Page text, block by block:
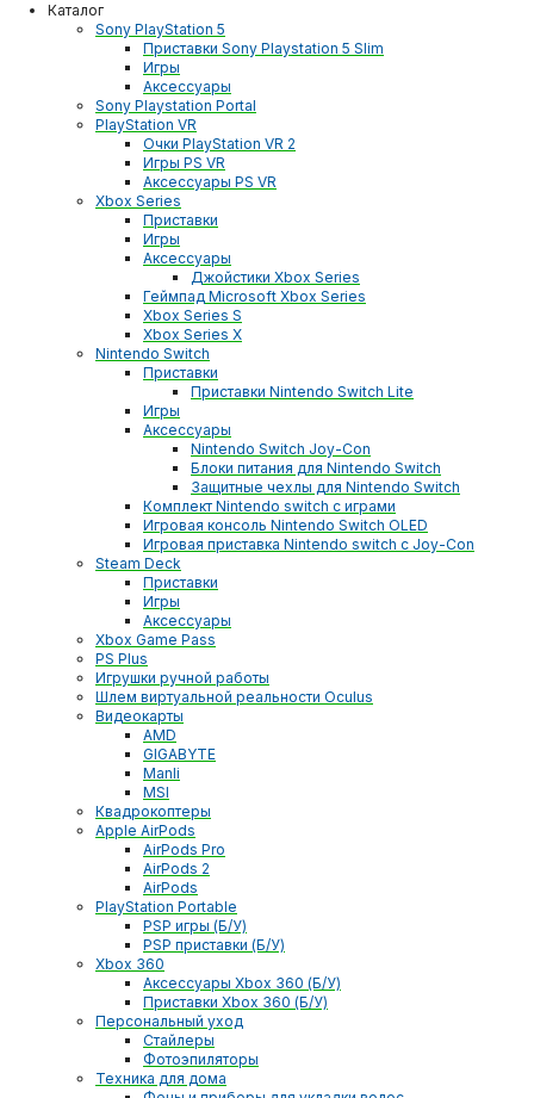
Каталог
Sony PlayStation 5
Приставки Sony Playstation 5 Slim
Игры
Аксессуары
Sony Playstation Portal
PlayStation VR
Очки PlayStation VR 2
Игры PS VR
Аксессуары PS VR
Xbox Series
Приставки
Игры
Аксессуары
Джойстики Xbox Series
Геймпад Microsoft Xbox Series
Xbox Series S
Xbox Series X
Nintendo Switch
Приставки
Приставки Nintendo Switch Lite
Игры
Аксессуары
Nintendo Switch Joy-Con
Блоки питания для Nintendo Switch
Защитные чехлы для Nintendo Switch
Комплект Nintendo switch с играми
Игровая консоль Nintendo Switch OLED
Игровая приставка Nintendo switch с Joy-Con
Steam Deck
Приставки
Игры
Аксессуары
Xbox Game Pass
PS Plus
Игрушки ручной работы
Шлем виртуальной реальности Oculus
Видеокарты
AMD
GIGABYTE
Manli
MSI
Квадрокоптеры
Apple AirPods
AirPods Pro
AirPods 2
AirPods
PlayStation Portable
PSP игры (Б/У)
PSP приставки (Б/У)
Xbox 360
Аксессуары Xbox 360 (Б/У)
Приставки Xbox 360 (Б/У)
Персональный уход
Стайлеры
Фотоэпиляторы
Техника для дома